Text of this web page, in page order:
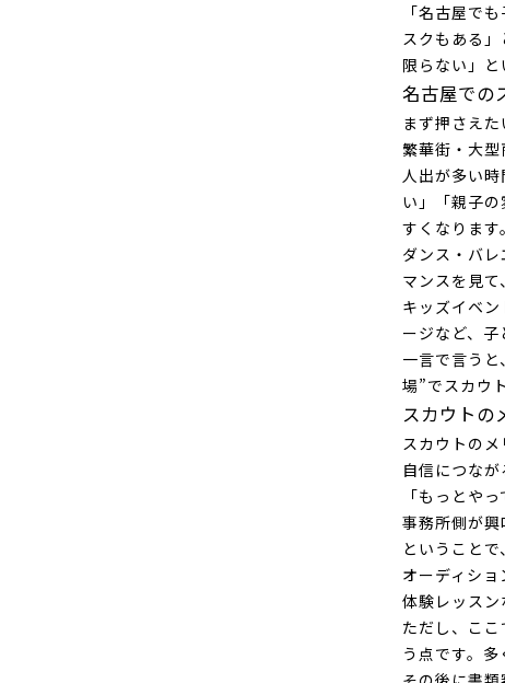
「名古屋で
スクもある
限らない」と
名古屋での
まず押さえ
繁華街・大
人出が多い
い」「親子
すくなります。
ダンス・バ
マンスを見て
キッズイベ
ージなど、子
一言で言う
場”でスカウ
スカウトの
スカウトのメ
自信につなが
「もっとや
事務所側が
ということ
オーディシ
体験レッス
ただし、こ
う点です。